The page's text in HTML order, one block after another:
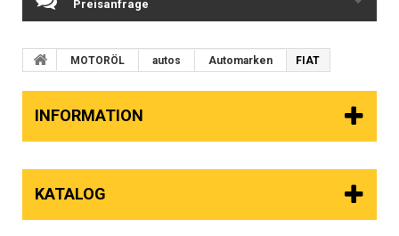
Preisanfrage
MOTORÖL autos Automarken FIAT
INFORMATION
KATALOG